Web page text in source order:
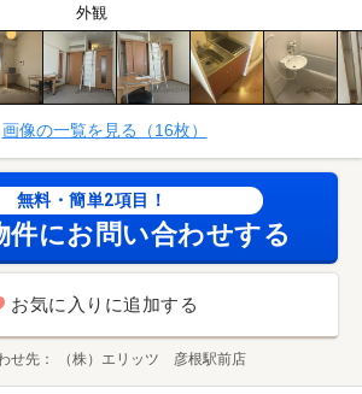
外観
画像の一覧を見る（16枚）
無料・簡単2項目！
件にお問い合わせする
お気に入りに追加する
せ先 （株）エリッツ 彦根駅前店